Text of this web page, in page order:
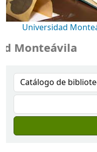
Universidad